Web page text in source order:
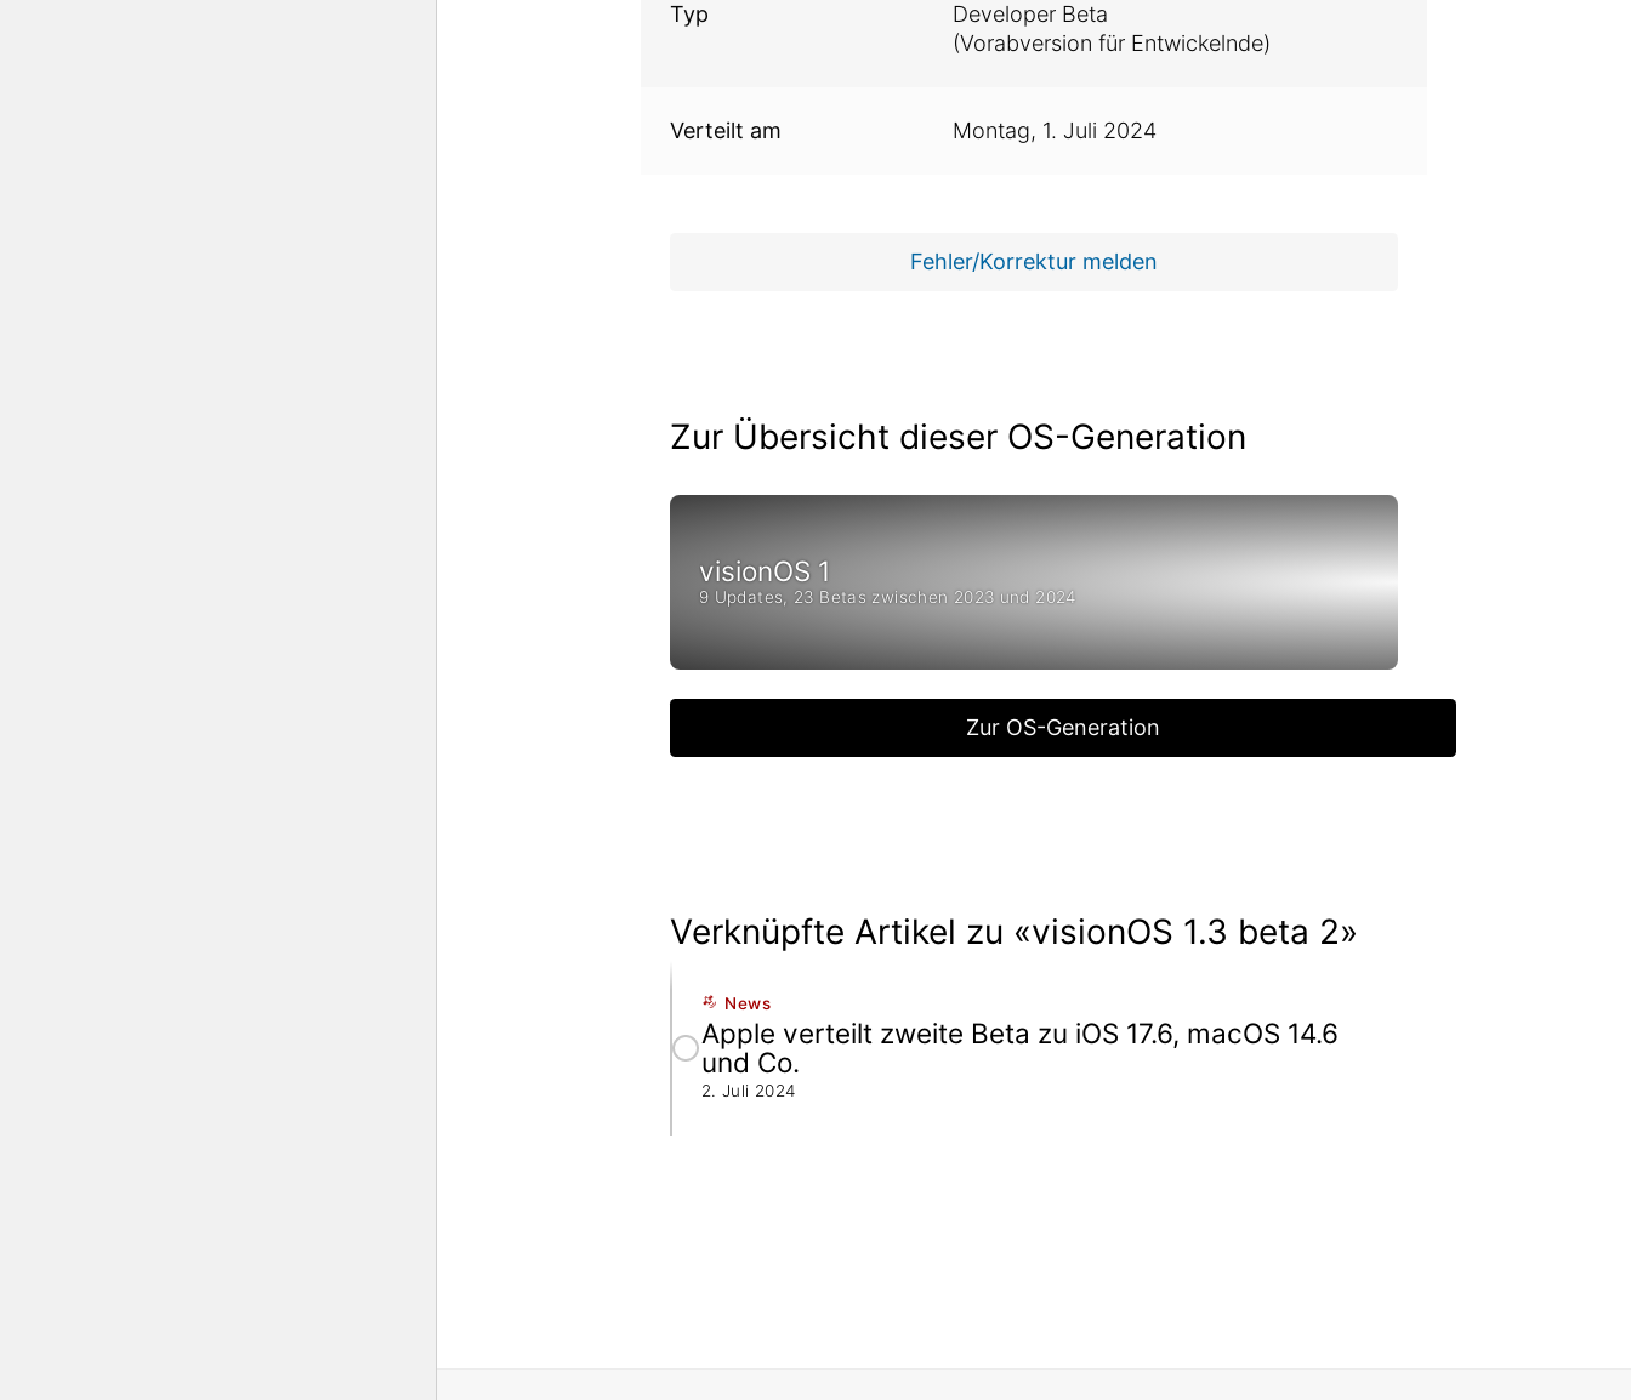
Typ
Developer Beta
(Vorabversion für Entwickelnde)
Verteilt am Montag, 1. Juli 2024
Fehler/Korrektur melden
Zur Übersicht dieser OS-Generation
visionOS 1
9 Updates, 23 Betas zwischen 2023 und 2024
Zur OS-Generation
Verknüpfte Artikel zu «visionOS 1.3 beta 2»
News
Apple verteilt zweite Beta zu iOS 17.6, macOS 14.6
und Co.
2. Juli 2024